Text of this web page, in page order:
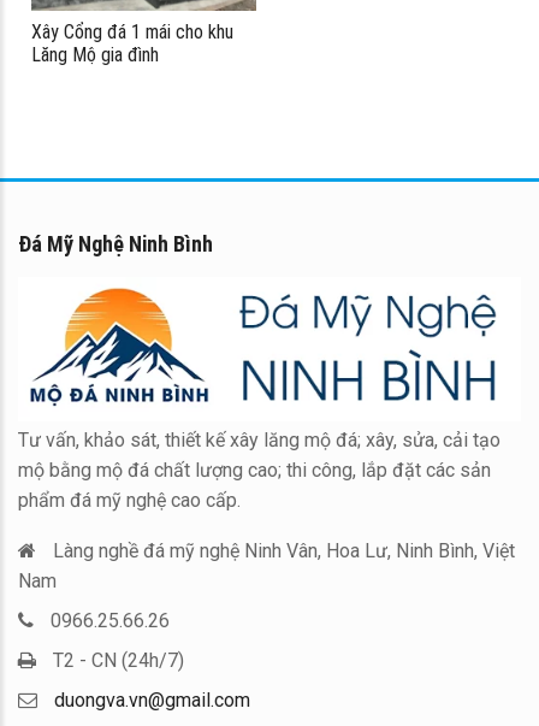
Xây Cổng đá 1 mái cho khu
Lăng Mộ gia đình
Đá Mỹ Nghệ Ninh Bình
Tư vấn, khảo sát, thiết kế xây lăng mộ đá; xây, sửa, cải tạo
mộ bằng mộ đá chất lượng cao; thi công, lắp đặt các sản
phẩm đá mỹ nghệ cao cấp.
Làng nghề đá mỹ nghệ Ninh Vân, Hoa Lư, Ninh Bình, Việt
Nam
0966.25.66.26
T2 - CN (24h/7)
duongva.vn@gmail.com